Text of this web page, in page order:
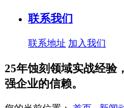
联系我们
联系地址 加入我们
25年蚀刻领域实战经验
强企业的信赖。